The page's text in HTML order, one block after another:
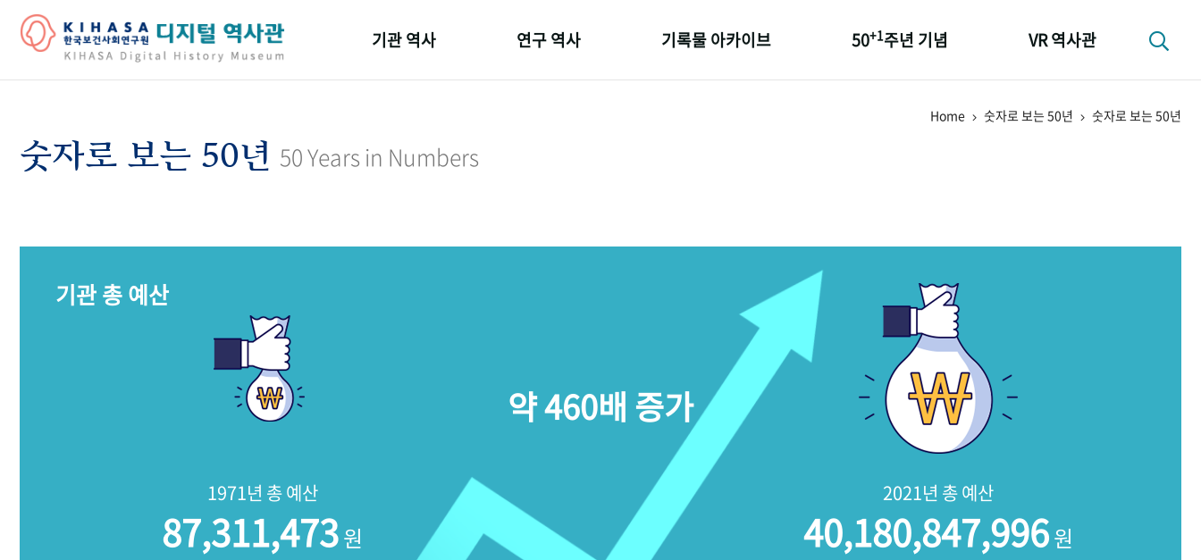
기관 역사 연구 역사 기록물 아카이브 50+1주년 기념 VR 역사관
Home 숫자로 보는 50년 숫자로 보는 50년
숫자로 보는 50년 50 Years in Numbers
기관 총 예산
1971년 총 예산
87,311,473원
2021년 총 예산
40,180,847,996원
약 460배 증가